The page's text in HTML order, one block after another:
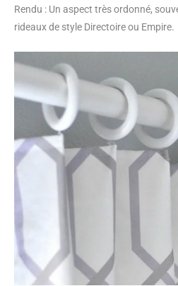
Rendu : Un aspect très ordonné,
rideaux de style Directoire ou Empire.